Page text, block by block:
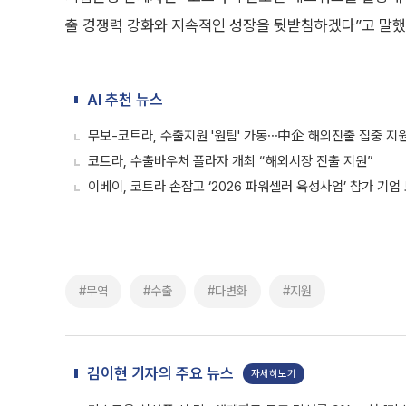
출 경쟁력 강화와 지속적인 성장을 뒷받침하겠다”고 말
AI 추천 뉴스
무보-코트라, 수출지원 '원팀' 가동⋯中企 해외진출 집중 지
코트라, 수출바우처 플라자 개최 “해외시장 진출 지원”
이베이, 코트라 손잡고 ‘2026 파워셀러 육성사업’ 참가 기업
#무역 #수출 #다변화 #지원
김이현 기자의 주요 뉴스 자세히보기